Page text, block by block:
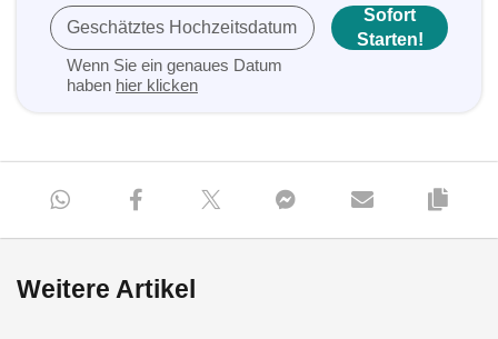
Geschätztes Hochzeitsdatum
Wenn Sie ein genaues Datum
haben hier klicken
Sofort
Starten!
Weitere Artikel